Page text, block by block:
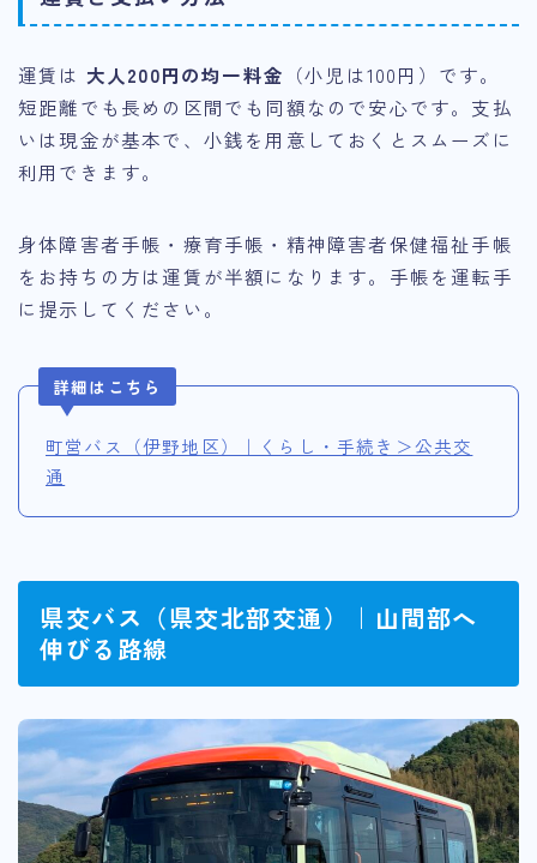
運賃は 大人200円の均一料金 （小児は100円）です。
短距離でも長めの区間でも同額なので安心です。支払
いは現金が基本で、小銭を用意しておくとスムーズに
利用できます。
身体障害者手帳・療育手帳・精神障害者保健福祉手帳
をお持ちの方は運賃が半額になります。手帳を運転手
に提示してください。
詳細はこちら
町営バス（伊野地区）｜くらし・手続き＞公共交
通
県交バス（県交北部交通）｜山間部へ
伸びる路線